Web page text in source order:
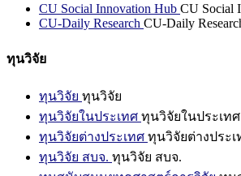
CU Social Innovation Hub CU Social
CU-Daily Research CU-Daily
ทุนวิจัย
ทุนวิจัย ทุนวิจัย
ทุนวิจัยในประเทศ ทุนวิจัยในประเทศ
ทุนวิจัยต่างประเทศ ทุนวิจัยต่างประเ
ทุนวิจัย สบจ. ทุนวิจัย สบจ.